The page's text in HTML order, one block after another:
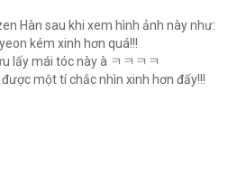
Hàn sau khi xem hình ảnh này như:
kém xinh hơn quá!!!
lấy mái tóc này à ㅋㅋㅋㅋ
một tí chắc nhìn xinh hơn đấy!!!